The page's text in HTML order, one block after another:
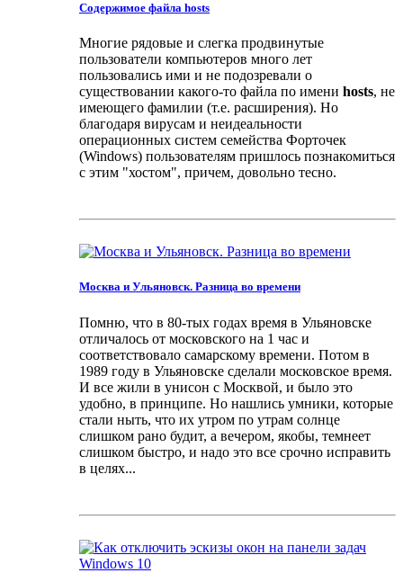
Содержимое файла hosts
Многие рядовые и слегка продвинутые
пользователи компьютеров много лет
пользовались ими и не подозревали о
существовании какого-то файла по имени hosts, не
имеющего фамилии (т.е. расширения). Но
благодаря вирусам и неидеальности
операционных систем семейства Форточек
(Windows) пользователям пришлось познакомиться
с этим "хостом", причем, довольно тесно.
Москва и Ульяновск. Разница во времени
Помню, что в 80-тых годах время в Ульяновске
отличалось от московского на 1 час и
соответствовало самарскому времени. Потом в
1989 году в Ульяновске сделали московское время.
И все жили в унисон с Москвой, и было это
удобно, в принципе. Но нашлись умники, которые
стали ныть, что их утром по утрам солнце
слишком рано будит, а вечером, якобы, темнеет
слишком быстро, и надо это все срочно исправить
в целях...